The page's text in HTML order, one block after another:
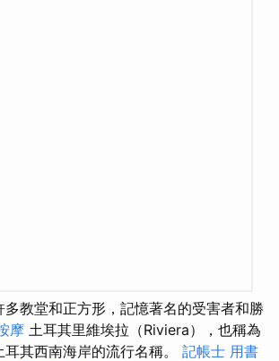
教堂和正方形，記憶著名的受害者和勝
摩 土耳其里維埃拉（Riviera），也稱為
其西南海岸的流行名稱。 記帳士 用書